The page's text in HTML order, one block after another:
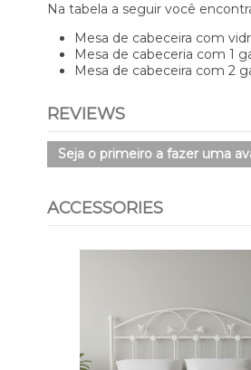
Na tabela a seguir você
Mesa de cabeceira com
Mesa de cabeceria com 1
Mesa de cabeceira com 2
REVIEWS
Seja o primeiro a fazer uma
ACCESSORIES